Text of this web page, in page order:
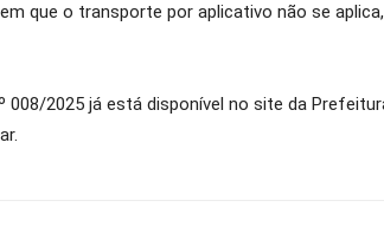
que o transporte por aplicativo não se
2025 já está disponível no site da